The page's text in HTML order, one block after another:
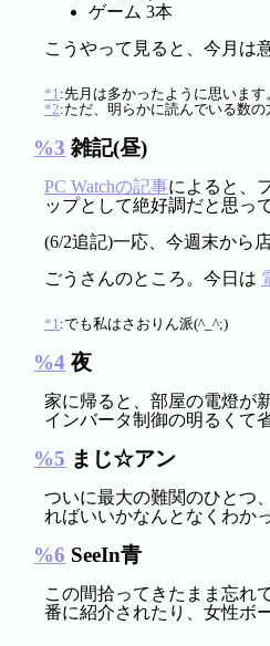
ゲーム 3本
こうやって見ると、今月は
*1:先月は多かったように思いま
*2:ただ、明らかに読んでいる数
%3 雑記(昼)
PC Watchの記事によると、
ップとして絶好調だと思っ
(6/2追記)一応、今週末から
ごうさんのところ。今日は
*1:でも私はさおりん派(^_^;)
%4 夜
家に帰ると、部屋の電燈が
インバータ制御の明るくて
%5 まじ☆アン
ついに最大の難関のひとつ
ればいいかなんとなくわか
%6 SeeIn青
この間拾ってきたまま忘れ
番に紹介されたり、女性ボ